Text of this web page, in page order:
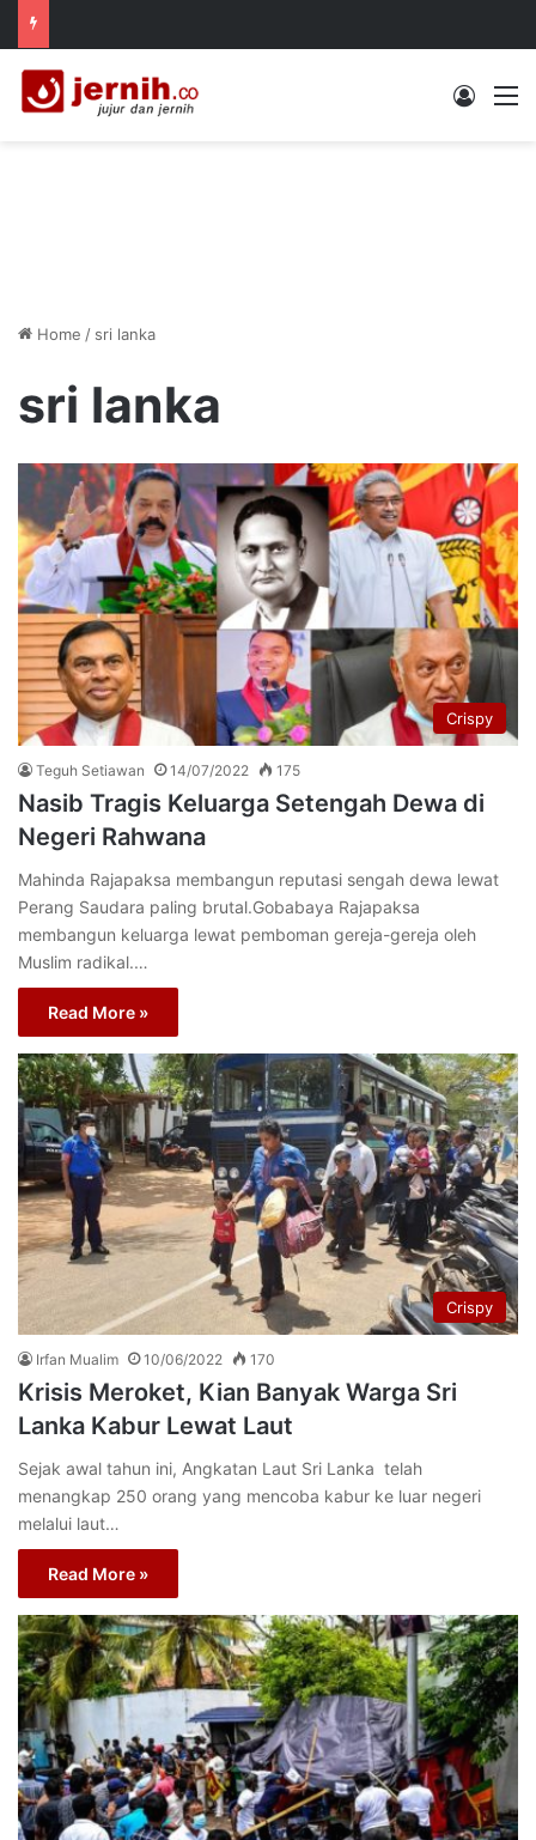
Log In
Home / sri lanka
sri lanka
Crispy
Teguh Setiawan 14/07/2022 175
Nasib Tragis Keluarga Setengah Dewa di
Negeri Rahwana
Mahinda Rajapaksa membangun reputasi sengah dewa lewat
Perang Saudara paling brutal.Gobabaya Rajapaksa
membangun keluarga lewat pemboman gereja-gereja oleh
Muslim radikal.…
Read More »
Crispy
Irfan Mualim 10/06/2022 170
Krisis Meroket, Kian Banyak Warga Sri
Lanka Kabur Lewat Laut
Sejak awal tahun ini, Angkatan Laut Sri Lanka telah
menangkap 250 orang yang mencoba kabur ke luar negeri
melalui laut…
Read More »